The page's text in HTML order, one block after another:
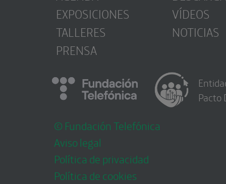
EXPOSICIONES
TALLERES
PRENSA
VÍDEOS
NOTICIAS
© Fundación Telefónica
Aviso legal
Política de privacidad
Política de cookies
Pacto